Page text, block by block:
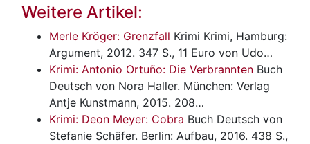
Weitere Artikel:
Merle Kröger: Grenzfall Krimi Krimi, Hamburg:
Argument, 2012. 347 S., 11 Euro von Udo…
Krimi: Antonio Ortuño: Die Verbrannten Buch
Deutsch von Nora Haller. München: Verlag
Antje Kunstmann, 2015. 208…
Krimi: Deon Meyer: Cobra Buch Deutsch von
Stefanie Schäfer. Berlin: Aufbau, 2016. 438 S.,